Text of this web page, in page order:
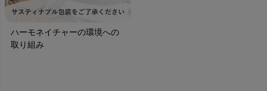
ハーモネイチャーの環境への
取り組み